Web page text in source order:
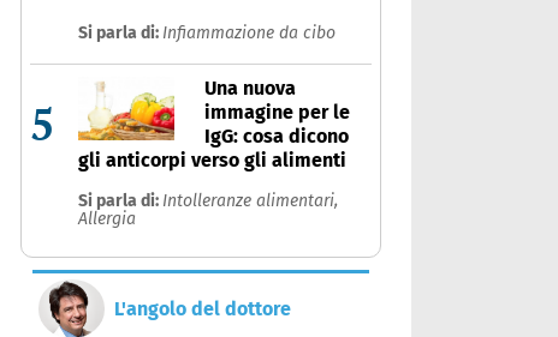
Si parla di: Infiammazione da cibo
5
Una nuova
immagine per le
IgG: cosa dicono
gli anticorpi verso gli alimenti
Si parla di: Intolleranze alimentari,
Allergia
L'angolo del dottore